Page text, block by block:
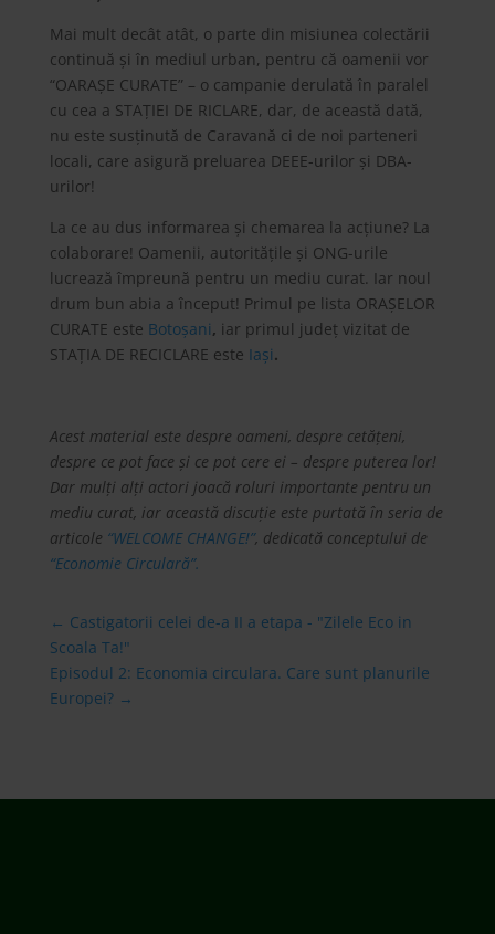
Mai mult decât atât, o parte din misiunea colectării
continuă și în mediul urban, pentru că oamenii vor
“OARAȘE CURATE” – o campanie derulată în paralel
cu cea a STAŢIEI DE RICLARE, dar, de această dată,
nu este susţinută de Caravană ci de noi parteneri
locali, care asigură preluarea DEEE-urilor și DBA-
urilor!
La ce au dus informarea și chemarea la acţiune? La
colaborare! Oamenii, autorităţile și ONG-urile
lucrează împreună pentru un mediu curat. Iar noul
drum bun abia a început! Primul pe lista ORAȘELOR
CURATE este Botoșani, iar primul judeţ vizitat de
STAŢIA DE RECICLARE este Iași.
Acest material este despre oameni, despre cetăţeni,
despre ce pot face și ce pot cere ei – despre puterea lor!
Dar mulţi alţi actori joacă roluri importante pentru un
mediu curat, iar această discuţie este purtată în seria de
articole “WELCOME CHANGE!”, dedicată conceptului de
“Economie Circulară”.
← Castigatorii celei de-a II a etapa - "Zilele Eco in
Scoala Ta!"
Episodul 2: Economia circulara. Care sunt planurile
Europei?→